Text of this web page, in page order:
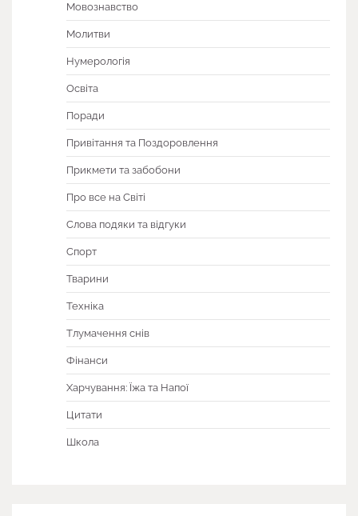
Мовознавство
Молитви
Нумерологія
Освіта
Поради
Привітання та Поздоровлення
Прикмети та забобони
Про все на Світі
Слова подяки та відгуки
Спорт
Тварини
Техніка
Тлумачення снів
Фінанси
Харчування: Їжа та Напої
Цитати
Школа